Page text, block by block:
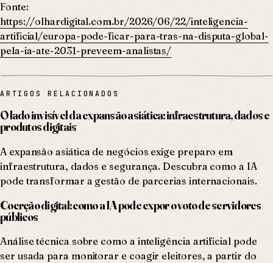
Fonte:
https://olhardigital.com.br/2026/06/22/inteligencia-
artificial/europa-pode-ficar-para-tras-na-disputa-global-
pela-ia-ate-2031-preveem-analistas/
ARTIGOS RELACIONADOS
O lado invisível da expansão asiática: infraestrutura, dados e
produtos digitais
A expansão asiática de negócios exige preparo em
infraestrutura, dados e segurança. Descubra como a IA
pode transformar a gestão de parcerias internacionais.
Coerção digital: como a IA pode expor o voto de servidores
públicos
Análise técnica sobre como a inteligência artificial pode
ser usada para monitorar e coagir eleitores, a partir do